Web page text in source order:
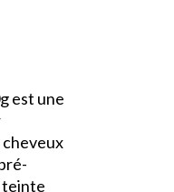
est une
teinte